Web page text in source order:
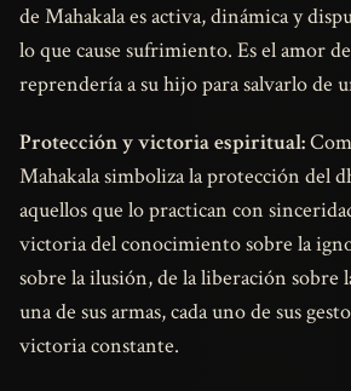
de Mahakala es activa, dinámica y
lo que cause sufrimiento. Es el amor
reprendería a su hijo para salvarlo de
Protección y victoria espiritual:
Mahakala simboliza la protección del
aquellos que lo practican con
victoria del conocimiento sobre la
sobre la ilusión, de la liberación sobre
una de sus armas, cada uno de sus
victoria constante.